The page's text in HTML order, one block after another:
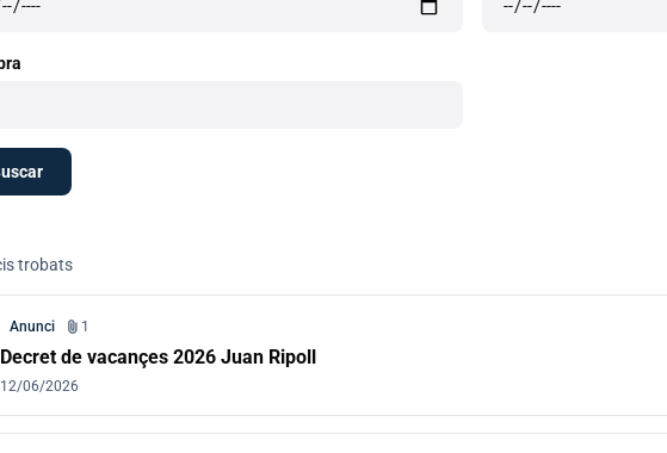
trobats
Anunci attach_file 1
Decret de vacançes 2026 Juan Ripoll
12/06/2026